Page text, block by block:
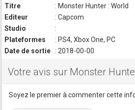
Titre
: Monster Hunter : World
Editeur
: Capcom
Studio
:
Plateformes
: PS4, Xbox One, PC
Date de sortie
: 2018-00-00
Votre avis sur Monster
Soyez le premier à commenter cette